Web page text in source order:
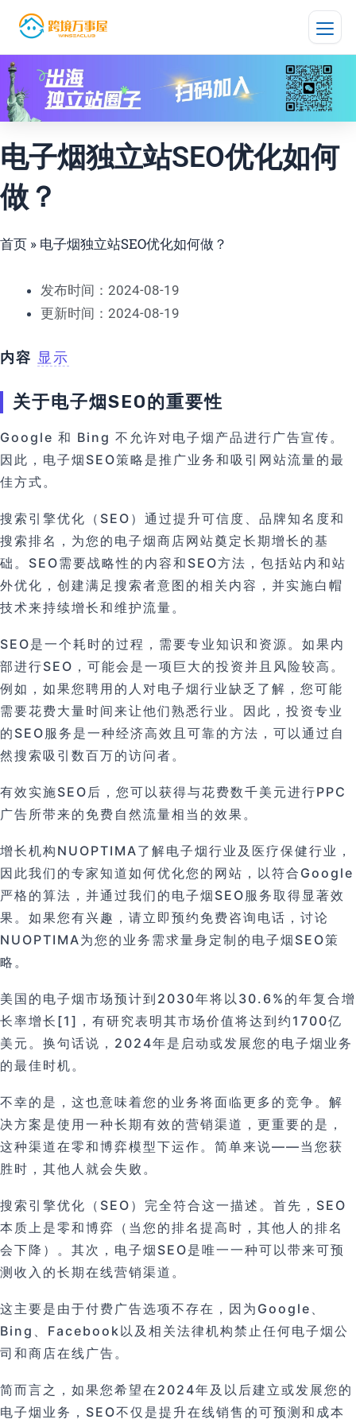
内
容
电子烟独立站SEO优化如何
做？
首页 » 电子烟独立站SEO优化如何做？
发布时间：2024-08-19
更新时间：2024-08-19
内容 显示
关于电子烟SEO的重要性
Google 和 Bing 不允许对电子烟产品进行广告宣传。
因此，电子烟SEO策略是推广业务和吸引网站流量的最
佳方式。
搜索引擎优化（SEO）通过提升可信度、品牌知名度和
搜索排名，为您的电子烟商店网站奠定长期增长的基
础。SEO需要战略性的内容和SEO方法，包括站内和站
外优化，创建满足搜索者意图的相关内容，并实施白帽
技术来持续增长和维护流量。
SEO是一个耗时的过程，需要专业知识和资源。如果内
部进行SEO，可能会是一项巨大的投资并且风险较高。
例如，如果您聘用的人对电子烟行业缺乏了解，您可能
需要花费大量时间来让他们熟悉行业。因此，投资专业
的SEO服务是一种经济高效且可靠的方法，可以通过自
然搜索吸引数百万的访问者。
有效实施SEO后，您可以获得与花费数千美元进行PPC
广告所带来的免费自然流量相当的效果。
增长机构NUOPTIMA了解电子烟行业及医疗保健行业，
因此我们的专家知道如何优化您的网站，以符合Google
严格的算法，并通过我们的电子烟SEO服务取得显著效
果。如果您有兴趣，请立即预约免费咨询电话，讨论
NUOPTIMA为您的业务需求量身定制的电子烟SEO策
略。
美国的电子烟市场预计到2030年将以30.6%的年复合增
长率增长[1]，有研究表明其市场价值将达到约1700亿
美元。换句话说，2024年是启动或发展您的电子烟业务
的最佳时机。
不幸的是，这也意味着您的业务将面临更多的竞争。解
决方案是使用一种长期有效的营销渠道，更重要的是，
这种渠道在零和博弈模型下运作。简单来说——当您获
胜时，其他人就会失败。
搜索引擎优化（SEO）完全符合这一描述。首先，SEO
本质上是零和博弈（当您的排名提高时，其他人的排名
会下降）。其次，电子烟SEO是唯一一种可以带来可预
测收入的长期在线营销渠道。
这主要是由于付费广告选项不存在，因为Google、
Bing、Facebook以及相关法律机构禁止任何电子烟公
司和商店在线广告。
简而言之，如果您希望在2024年及以后建立或发展您的
电子烟业务，SEO不仅是提升在线销售的可预测和成本